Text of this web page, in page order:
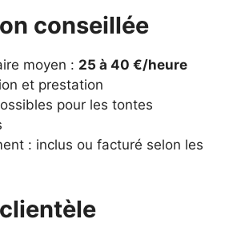
conseillée
moyen : 25 à 40 €/heure
et prestation
pour les tontes
: inclus ou facturé selon les